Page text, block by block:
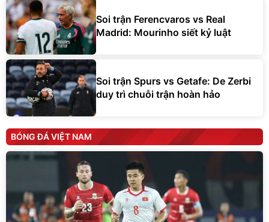
Soi trận Ferencvaros vs Real
Madrid: Mourinho siết kỷ luật
Soi trận Spurs vs Getafe: De Zerbi
duy trì chuỗi trận hoàn hảo
BÓNG ĐÁ VIỆT NAM